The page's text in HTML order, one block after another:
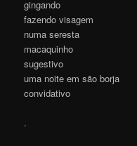
gingando
fazendo visagem
numa seresta
macaquinho
sugestivo
uma noite em são borja
convidativo
.